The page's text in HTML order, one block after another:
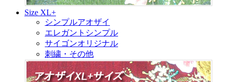
Size XL+
シンプルアオザイ
エレガントシンプル
サイゴンオリジナル
刺繍・その他